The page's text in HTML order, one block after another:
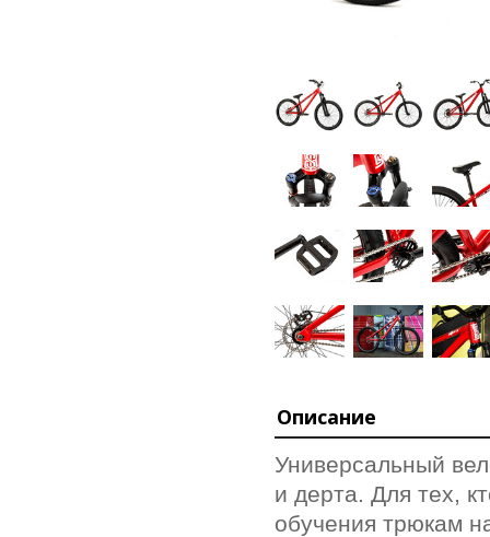
Описание
Универсальный
и дерта. Для тех,
обучения трюкам